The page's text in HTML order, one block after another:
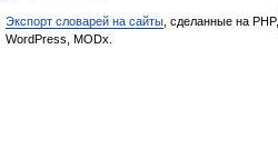
Экспорт словарей на сайты , сделанные на PHP,
WordPress, MODx.